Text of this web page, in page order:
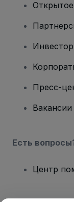
Пресс-
Вакансии
Есть
Центр